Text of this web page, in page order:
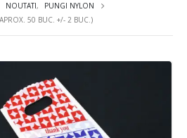
NOUTATI,
PUNGI NYLON
50 BUC. +/- 2 BUC.)